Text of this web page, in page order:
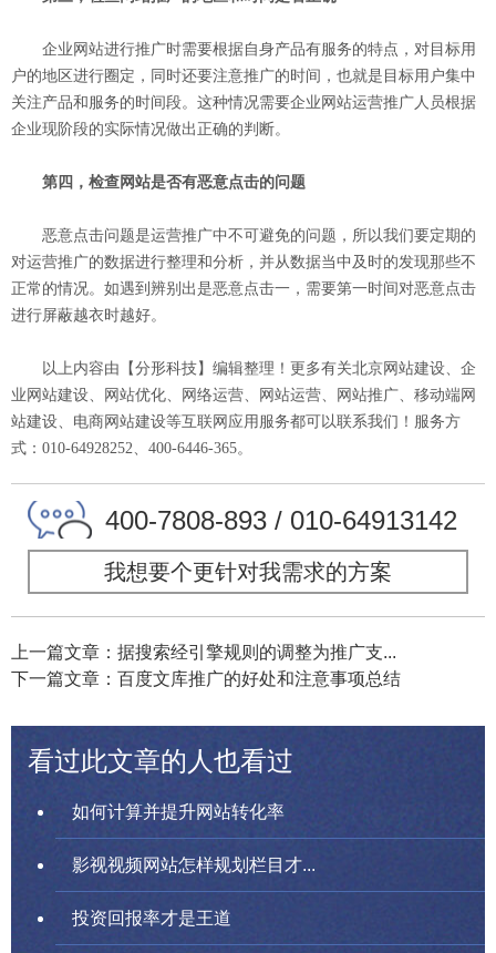
企业网站进行推广时需要根据自身产品有服务的特点，对目标用
户的地区进行圈定，同时还要注意推广的时间，也就是目标用户集中
关注产品和服务的时间段。这种情况需要企业网站运营推广人员根据
企业现阶段的实际情况做出正确的判断。
第四，检查网站是否有恶意点击的问题
恶意点击问题是运营推广中不可避免的问题，所以我们要定期的
对运营推广的数据进行整理和分析，并从数据当中及时的发现那些不
正常的情况。如遇到辨别出是恶意点击一，需要第一时间对恶意点击
进行屏蔽越衣时越好。
以上内容由【分形科技】编辑整理！更多有关北京网站建设、企
业网站建设、网站优化、网络运营、网站运营、网站推广、移动端网
站建设、电商网站建设等互联网应用服务都可以联系我们！服务方
式：010-64928252、400-6446-365。
400-7808-893 / 010-64913142
我想要个更针对我需求的方案
上一篇文章：据搜索经引擎规则的调整为推广支...
下一篇文章：百度文库推广的好处和注意事项总结
看过此文章的人也看过
如何计算并提升网站转化率
影视视频网站怎样规划栏目才...
投资回报率才是王道